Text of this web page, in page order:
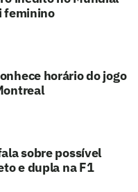
feminino
horário do jogo
sobre possível
e dupla na F1